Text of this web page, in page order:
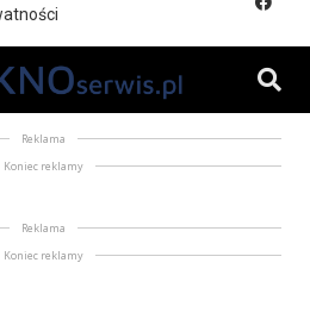
Reklama
Koniec reklamy
Reklama
Koniec reklamy